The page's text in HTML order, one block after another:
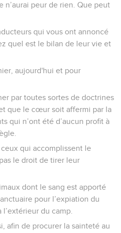
n’aurai peur de rien. Que peut
qui vous ont annoncé
quel est le bilan de leur vie et
aujourd'hui et pour
par toutes sortes de doctrines
que le cœur soit affermi par la
qui n’ont été d’aucun profit à
qui accomplissent le
le droit de tirer leur
dont le sang est apporté
pour l’expiation du
du camp.
afin de procurer la sainteté au